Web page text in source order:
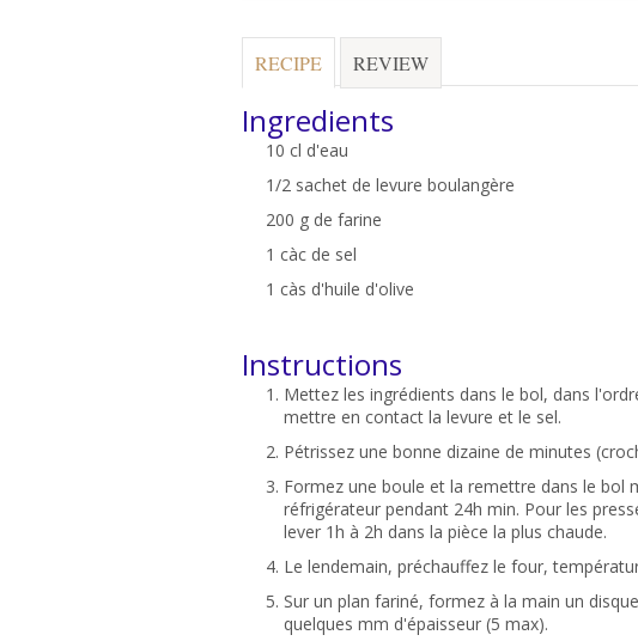
RECIPE REVIEW
Ingredients
10 cl d'eau
1/2 sachet de levure boulangère
200 g de farine
1 càc de sel
1 càs d'huile d'olive
Instructions
Mettez les ingrédients dans le bol, dans
mettre en contact la levure et le sel.
Pétrissez une bonne dizaine de minutes
Formez une boule et la remettre dans le bol
réfrigérateur pendant 24h min. Pour les
lever 1h à 2h dans la pièce la plus chaude.
Le lendemain, préchauffez le four,
Sur un plan fariné, formez à la main un
quelques mm d'épaisseur (5 max).